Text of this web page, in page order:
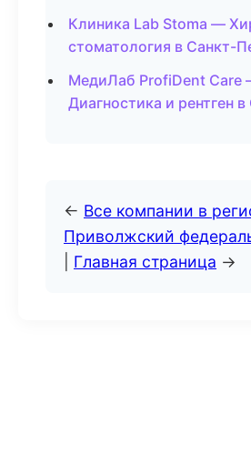
Клиника Lab Stoma —
стоматология в Санкт-
МедиЛаб ProfiDent Care
Диагностика и рентген в
← Все компании в
Приволжский
Главная страница →